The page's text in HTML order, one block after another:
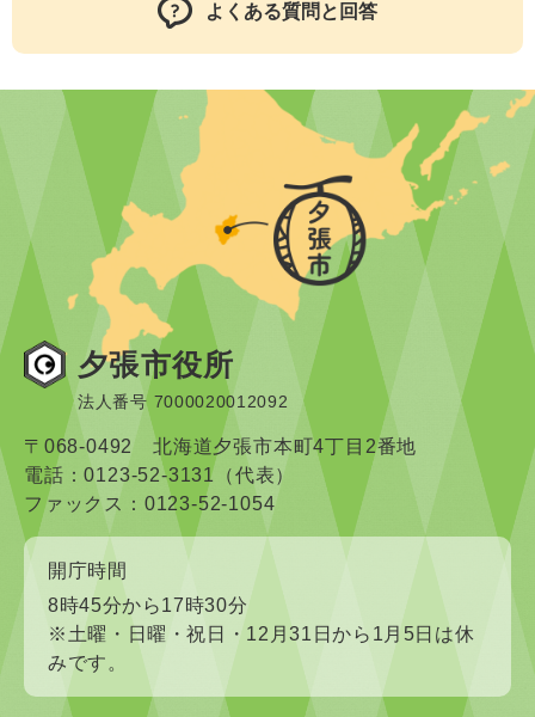
よくある質問と回答
夕張市役所
法人番号 7000020012092
〒068-0492 北海道夕張市本町4丁目2番地
電話：0123-52-3131（代表）
ファックス：0123-52-1054
開庁時間
8時45分から17時30分
※土曜・日曜・祝日・12月31日から1月5日は休
みです。